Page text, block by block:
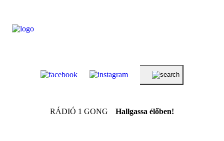
RÁDIÓ 1 GONG Hallgassa élőben!